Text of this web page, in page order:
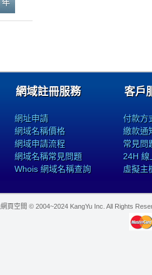
網域註冊服務
網址申請
網域名稱價格
網域申請流程
網域名稱常見問題
Whois 網域名稱查詢
客戶
付款方
繳款通
常見問
24H 線
虛擬主
頁空間 © 2004~2024 KangYu Inc. All Rights